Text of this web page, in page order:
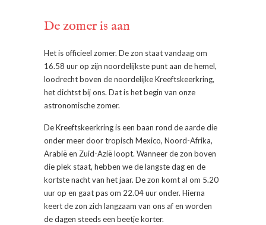
De zomer is aan
Het is officieel zomer. De zon staat vandaag om
16.58 uur op zijn noordelijkste punt aan de hemel,
loodrecht boven de noordelijke Kreeftskeerkring,
het dichtst bij ons. Dat is het begin van onze
astronomische zomer.
De Kreeftskeerkring is een baan rond de aarde die
onder meer door tropisch Mexico, Noord-Afrika,
Arabië en Zuid-Azië loopt. Wanneer de zon boven
die plek staat, hebben we de langste dag en de
kortste nacht van het jaar. De zon komt al om 5.20
uur op en gaat pas om 22.04 uur onder. Hierna
keert de zon zich langzaam van ons af en worden
de dagen steeds een beetje korter.